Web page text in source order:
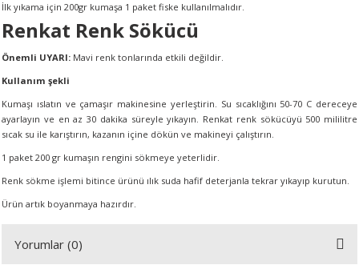
İlk yıkama için 200gr kumaşa 1 paket fiske kullanılmalıdır.
Renkat Renk Sökücü
Önemli UYARI: Mavi renk tonlarında etkili değildir.
Kullanım şekli
Kumaşı ıslatın ve çamaşır makinesine yerleştirin. Su sıcaklığını 50-70 C dereceye
ayarlayın ve en az 30 dakika süreyle yıkayın. Renkat renk sökücüyü 500 mililitre
sıcak su ile karıştırın, kazanın içine dökün ve makineyi çalıştırın.
1 paket 200 gr kumaşın rengini sökmeye yeterlidir.
Renk sökme işlemi bitince ürünü ılık suda hafif deterjanla tekrar yıkayıp kurutun.
Ürün artık boyanmaya hazırdır.
Yorumlar (0)